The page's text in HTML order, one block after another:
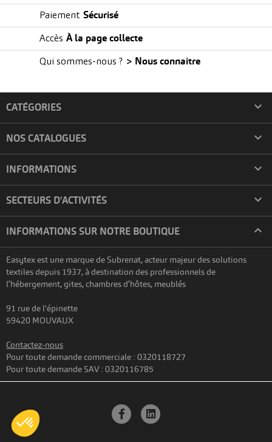
VOIR LE PRODUIT
17,94 € 19,79 €
Paiement Sécurisé
Accès À la page collecte
Qui sommes-nous ? > Nous connaitre
CATÉGORIES 
NOS CATALOGUES 
INFORMATIONS 
SECTEURS D'ACTIVITÉS 
INFORMATIONS SUR NOTRE BOUTIQUE 
Easytex est une marque de Subrenat, acteur majeur des solutions
textiles depuis 1937, à destination des professionnels de
l’hébergement, gites, chambres d’hôtes, meublés
91 rue de l'épinette
59420 MOUVAUX
Contactez-nous
Pour toute demande commerciale : 0320118727
Pour toute demande SAV : 0320116785